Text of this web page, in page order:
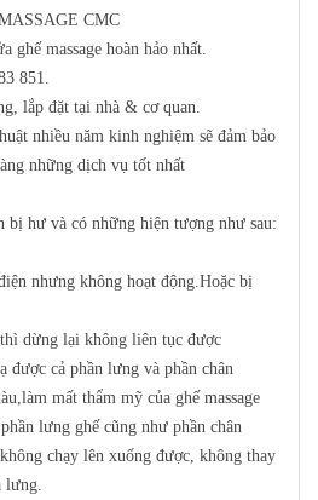
CMC
ghế massage hoàn hảo nhất.
851.
lắp đặt tại nhà & cơ quan.
nhiều năm kinh nghiệm sẽ đảm bảo
những dịch vụ tốt nhất
bị hư và có những hiện tượng như sau:
nhưng không hoạt động.Hoặc bị
dừng lại không liên tục được
được cả phần lưng và phần chân
mất thẩm mỹ của ghế massage
lưng ghế cũng như phần chân
chạy lên xuống được, không thay
lưng.